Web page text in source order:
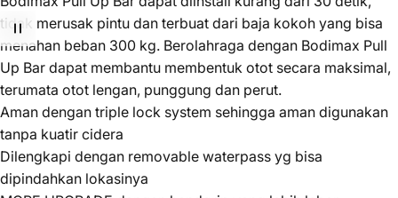
tidak merusak pintu dan terbuat dari baja kokoh yang bisa
menahan beban 300 kg. Berolahraga dengan Bodimax Pull
Up Bar dapat membantu membentuk otot secara maksimal,
terumata otot lengan, punggung dan perut.
Aman dengan triple lock system sehingga aman digunakan
tanpa kuatir cidera
Dilengkapi dengan removable waterpass yg bisa
dipindahkan lokasinya